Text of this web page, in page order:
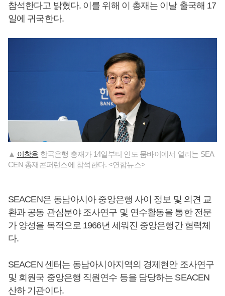
참석한다고 밝혔다. 이를 위해 이 총재는 이날 출국해 17
일에 귀국한다.
▲ 이창용 한국은행 총재가 14일부터 인도 뭄바이에서 열리는 SEA
CEN 총재콘퍼런스에 참석한다. <연합뉴스>
SEACEN은 동남아시아 중앙은행 사이 정보 및 의견 교
환과 공동 관심분야 조사연구 및 연수활동을 통한 전문
가 양성을 목적으로 1966년 세워진 중앙은행간 협력체
다.
SEACEN 센터는 동남아시아지역의 경제현안 조사연구
및 회원국 중앙은행 직원연수 등을 담당하는 SEACEN
산하 기관이다.